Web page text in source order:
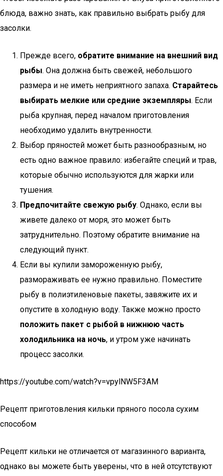
блюда, важно знать, как правильно выбрать рыбу для
засолки.
Прежде всего, обратите внимание на внешний вид
рыбы. Она должна быть свежей, небольшого
размера и не иметь неприятного запаха. Старайтесь
выбирать мелкие или средние экземпляры. Если
рыба крупная, перед началом приготовления
необходимо удалить внутренности.
Выбор пряностей может быть разнообразным, но
есть одно важное правило: избегайте специй и трав,
которые обычно используются для жарки или
тушения.
Предпочитайте свежую рыбу. Однако, если вы
живете далеко от моря, это может быть
затруднительно. Поэтому обратите внимание на
следующий пункт.
Если вы купили замороженную рыбу,
размораживать ее нужно правильно. Поместите
рыбу в полиэтиленовые пакеты, завяжите их и
опустите в холодную воду. Также можно просто
положить пакет с рыбой в нижнюю часть
холодильника на ночь, и утром уже начинать
процесс засолки.
https://youtube.com/watch?v=vpylNW5F3AM
Рецепт приготовления кильки пряного посола сухим
способом
Рецепт кильки не отличается от магазинного варианта,
однако вы можете быть уверены, что в ней отсутствуют